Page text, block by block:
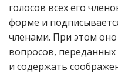
голосов всех его
форме и
членами. При этом оно
вопросов,
и содержать